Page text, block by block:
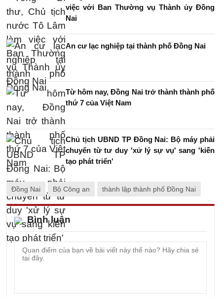
việc với Ban Thường vụ Thành ủy Đồng
Nai
An cư lạc nghiệp tại thành phố Đồng Nai
Từ hôm nay, Đồng Nai trở thành thành phố
thứ 7 của Việt Nam
Chủ tịch UBND TP Đồng Nai: Bộ máy phải
chuyển từ tư duy 'xử lý sự vụ' sang 'kiến
tạo phát triển'
Đồng Nai Bộ Công an thành lập thành phố Đồng Nai
Bình luận